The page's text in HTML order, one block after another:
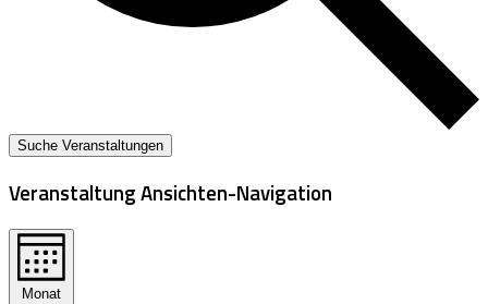
Suche Veranstaltungen
Veranstaltung Ansichten-Navigation
Monat